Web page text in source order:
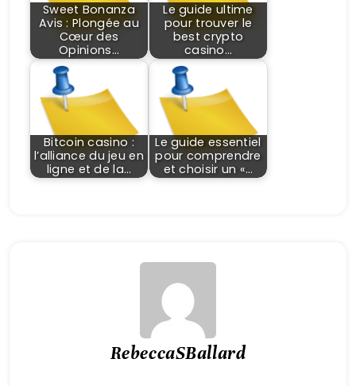
Sweet Bonanza
Avis : Plongée au
Cœur des
Opinions…
Le guide ultime
pour trouver le
best crypto
casino…
Bitcoin casino :
l’alliance du jeu en
ligne et de la…
Le guide essentiel
pour comprendre
et choisir un «…
RebeccaSBallard